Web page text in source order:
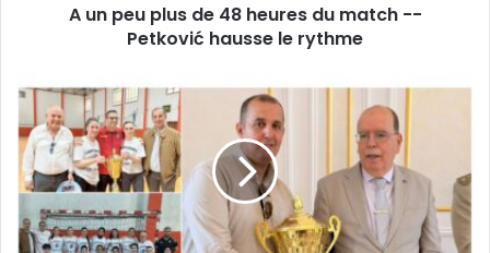
le
rythme
A un peu plus de 48 heures du match --
Petković hausse le rythme
Khatri
Tahar,
président
de
CHEK
Handball
El
Kseur